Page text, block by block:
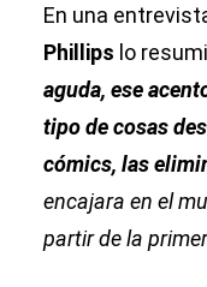
En una
Phillips lo
aguda, ese
tipo de cosas
cómics, las
encajara en el
partir de la